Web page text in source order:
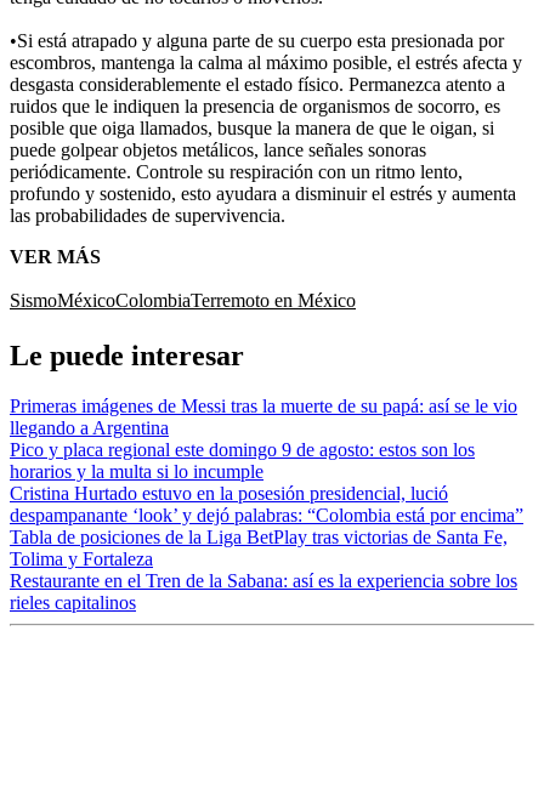
•Si está atrapado y alguna parte de su cuerpo esta presionada por
escombros, mantenga la calma al máximo posible, el estrés afecta y
desgasta considerablemente el estado físico. Permanezca atento a
ruidos que le indiquen la presencia de organismos de socorro, es
posible que oiga llamados, busque la manera de que le oigan, si
puede golpear objetos metálicos, lance señales sonoras
periódicamente. Controle su respiración con un ritmo lento,
profundo y sostenido, esto ayudara a disminuir el estrés y aumenta
las probabilidades de supervivencia.
VER MÁS
SismoMéxicoColombiaTerremoto en México
Le puede interesar
Primeras imágenes de Messi tras la muerte de su papá: así se le vio
llegando a Argentina
Pico y placa regional este domingo 9 de agosto: estos son los
horarios y la multa si lo incumple
Cristina Hurtado estuvo en la posesión presidencial, lució
despampanante ‘look’ y dejó palabras: “Colombia está por encima”
Tabla de posiciones de la Liga BetPlay tras victorias de Santa Fe,
Tolima y Fortaleza
Restaurante en el Tren de la Sabana: así es la experiencia sobre los
rieles capitalinos